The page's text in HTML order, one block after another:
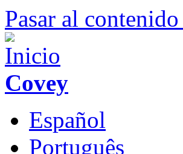
Pasar al
Covey
Español
Português